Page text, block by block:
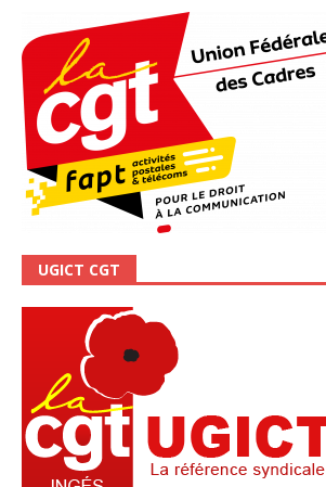
UGICT CGT